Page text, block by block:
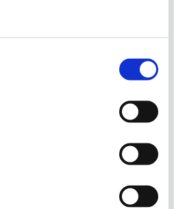
med det engelske logo
alle formater.
(png)